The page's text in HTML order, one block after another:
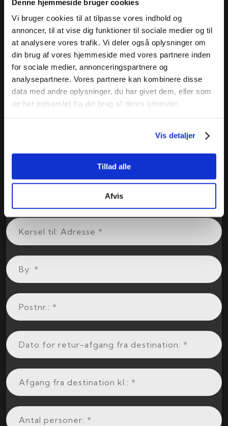
Denne hjemmeside bruger cookies
Vi bruger cookies til at tilpasse vores indhold og
annoncer, til at vise dig funktioner til sociale medier og til
at analysere vores trafik. Vi deler også oplysninger om
din brug af vores hjemmeside med vores partnere inden
for sociale medier, annonceringspartnere og
analysepartnere. Vores partnere kan kombinere disse
data med andre oplysninger, du har givet dem, eller som
de har indsamlet fra din brug af deres tjenester.
Vis detaljer
Tillad alle
Afvis